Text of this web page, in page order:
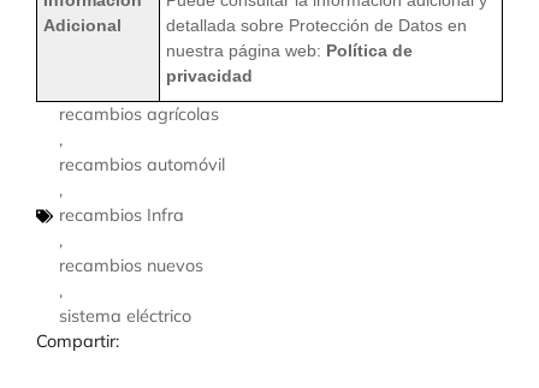
Adicional
detallada sobre Protección de Datos en
nuestra página web: Política de
privacidad
recambios agrícolas
,
recambios automóvil
,
recambios Infra
,
recambios nuevos
,
sistema eléctrico
Compartir: